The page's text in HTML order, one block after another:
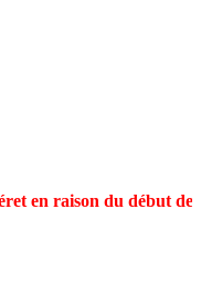
en raison du début